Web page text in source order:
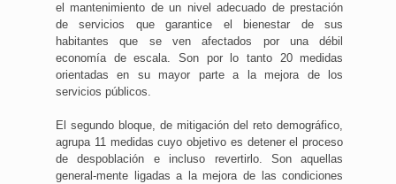
el mantenimiento de un nivel adecuado de prestación
de servicios que garantice el bienestar de sus
habitantes que se ven afectados por una débil
economía de escala. Son por lo tanto 20 medidas
orientadas en su mayor parte a la mejora de los
servicios públicos.
El segundo bloque, de mitigación del reto demográfico,
agrupa 11 medidas cuyo objetivo es detener el proceso
de despoblación e incluso revertirlo. Son aquellas
general-mente ligadas a la mejora de las condiciones